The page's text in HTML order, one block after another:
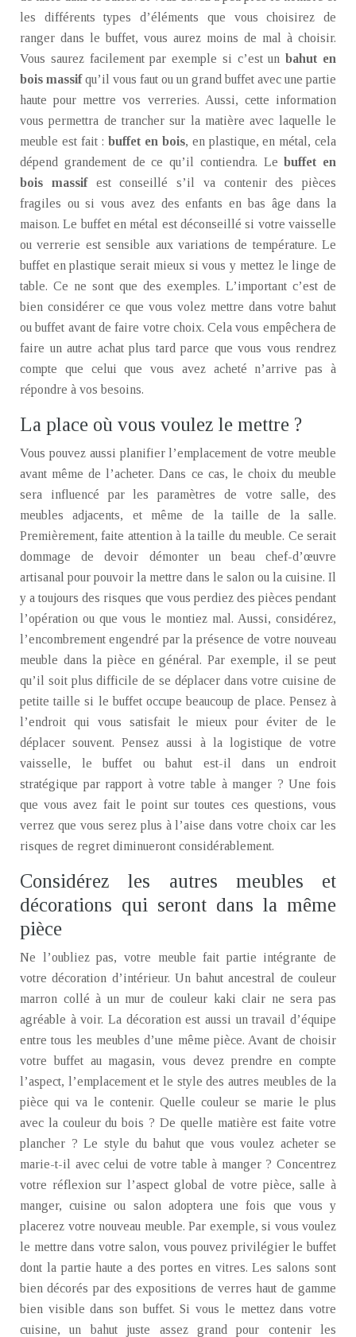
les différents types d’éléments que vous choisirez de
ranger dans le buffet, vous aurez moins de mal à choisir.
Vous saurez facilement par exemple si c’est unbahut en
bois massifqu’il vous faut ou un grand buffet avec une partie
haute pour mettre vos verreries. Aussi, cette information
vous permettra de trancher sur la matière avec laquelle le
meuble est fait :buffet en bois, en plastique, en métal, cela
dépend grandement de ce qu’il contiendra. Lebuffet en
bois
massifest conseillé s’il va contenir des pièces
fragiles ou si vous avez des enfants en bas âge dans la
maison. Le buffet en métal est déconseillé si votre vaisselle
ou verrerie est sensible aux variations de température. Le
buffet en plastique serait mieux si vous y mettez le linge de
table. Ce ne sont que des exemples. L’important c’est de
bien considérer ce que vous volez mettre dans votre bahut
ou buffet avant de faire votre choix. Cela vous empêchera de
faire un autre achat plus tard parce que vous vous rendrez
compte que celui que vous avez acheté n’arrive pas à
répondre à vos besoins.
La place où vous voulez le mettre ?
Vous pouvez aussi planifier l’emplacement de votre meuble
avant même de l’acheter. Dans ce cas, le choix du meuble
sera influencé par les paramètres de votre salle, des
meubles adjacents, et même de la taille de la salle.
Premièrement, faite attention à la taille du meuble. Ce serait
dommage de devoir démonter un beau chef-d’œuvre
artisanal pour pouvoir la mettre dans le salon ou la cuisine. Il
y a toujours des risques que vous perdiez des pièces pendant
l’opération ou que vous le montiez mal. Aussi, considérez,
l’encombrement engendré par la présence de votre nouveau
meuble dans la pièce en général. Par exemple, il se peut
qu’il soit plus difficile de se déplacer dans votre cuisine de
petite taille si le buffet occupe beaucoup de place. Pensez à
l’endroit qui vous satisfait le mieux pour éviter de le
déplacer souvent. Pensez aussi à la logistique de votre
vaisselle, le buffet ou bahut est-il dans un endroit
stratégique par rapport à votre table à manger ? Une fois
que vous avez fait le point sur toutes ces questions, vous
verrez que vous serez plus à l’aise dans votre choix car les
risques de regret diminueront considérablement.
Considérez les autres meubles et
décorations qui seront dans la même
pièce
Ne l’oubliez pas, votre meuble fait partie intégrante de
votre décoration d’intérieur. Un bahut ancestral de couleur
marron collé à un mur de couleur kaki clair ne sera pas
agréable à voir. La décoration est aussi un travail d’équipe
entre tous les meubles d’une même pièce. Avant de choisir
votre buffet au magasin, vous devez prendre en compte
l’aspect, l’emplacement et le style des autres meubles de la
pièce qui va le contenir. Quelle couleur se marie le plus
avec la couleur du bois ? De quelle matière est faite votre
plancher ? Le style du bahut que vous voulez acheter se
marie-t-il avec celui de votre table à manger ? Concentrez
votre réflexion sur l’aspect global de votre pièce, salle à
manger, cuisine ou salon adoptera une fois que vous y
placerez votre nouveau meuble. Par exemple, si vous voulez
le mettre dans votre salon, vous pouvez privilégier le buffet
dont la partie haute a des portes en vitres. Les salons sont
bien décorés par des expositions de verres haut de gamme
bien visible dans son buffet. Si vous le mettez dans votre
cuisine, un bahut juste assez grand pour contenir les